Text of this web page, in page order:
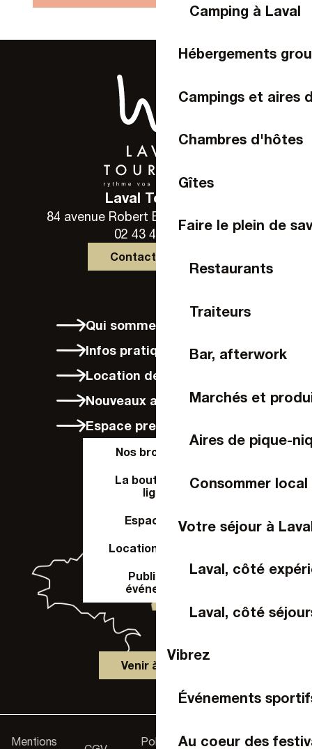
Camping à Laval
Hébergements
Campings et aires
Chambres d'hôtes
Gîtes
Faire le plein de
Restaurants
Traiteurs
Bar, afterwork
Marchés et
Aires de pique-
Consommer local
Votre séjour à
Laval, côté
Laval, côté
Vibrez
Événements
Au coeur des
Laval Tourisme
84 avenue Robert Buron - 53000 Laval
02 43 49 46 46
Contactez-nous
Qui sommes-nous ?
Infos pratiques
Location de vélos à Laval
Nouveaux arrivants
Espace presse
Nos brochures
La boutique en
ligne
Espace Pro
Location de salle
Publier un
événement
Venir à Laval
Mentions Politique de
Accessibilité :